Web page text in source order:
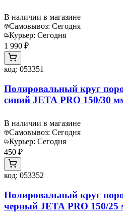
В наличии в магазине
Самовывоз: Сегодня
Курьер: Сегодня
1 990 ₽
код: 053351
Полировальный круг
синий JETA PRO 150/30
В наличии в магазине
Самовывоз: Сегодня
Курьер: Сегодня
450 ₽
код: 053352
Полировальный круг
черный JETA PRO 150/25